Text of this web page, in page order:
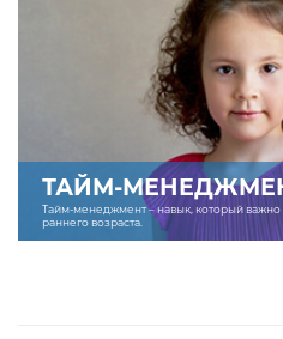
ТАЙМ-
Тайм-менеджмент – навык, который важно
раннего возраста.